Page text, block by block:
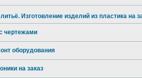
Изготовление изделий из пластика на
чертежами
оборудования
на заказ